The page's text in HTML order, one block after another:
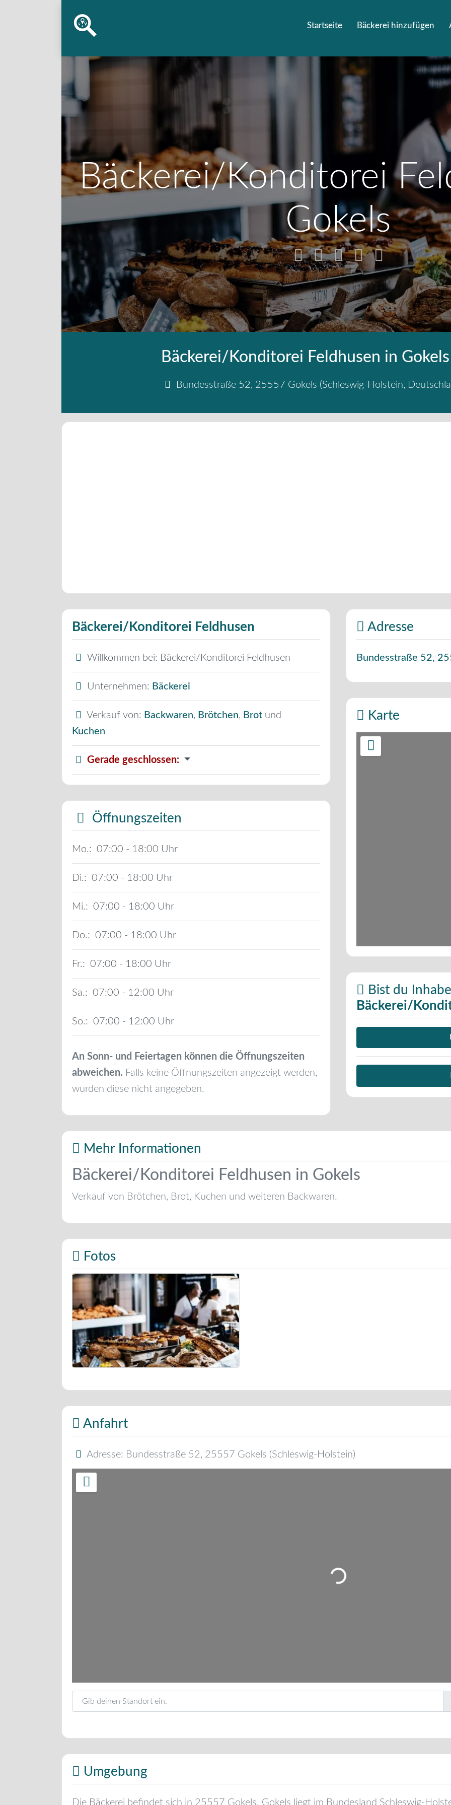
Startseite Bäckerei hinzufügen
Bäckerei/Konditorei
Gokels
Bäckerei/Konditorei Feldhusen in Gokels
Bundesstraße 52, 25557 Gokels (Schleswig-Holstein,
Bäckerei/Konditorei Feldhusen
Willkommen bei: Bäckerei/Konditorei Feldhusen
Unternehmen: Bäckerei
Verkauf von: Backwaren, Brötchen, Brot und
Kuchen
Gerade geschlossen:
Öffnungszeiten
Mo.: 07:00 - 18:00
Di.: 07:00 - 18:00
Mi.: 07:00 - 18:00
Do.: 07:00 - 18:00
Fr.: 07:00 - 18:00
Sa.: 07:00 - 12:00
So.: 07:00 - 12:00
An Sonn- und Feiertagen können die Öffnungszeiten
abweichen. Falls keine Öffnungszeiten angezeigt werden,
wurden diese nicht angegeben.
Adresse
Bundesstraße 52,
Karte
Bist du
Bäckerei/
Mehr Informationen
Bäckerei/Konditorei Feldhusen in Gokels
Verkauf von Brötchen, Brot, Kuchen und weiteren Backwaren.
Fotos
Bäckerei Musterbild
Anfahrt
Adresse: Bundesstraße 52, 25557 Gokels (Schleswig-Holstein)
Wird geladen …
Umgebung
Die Bäckerei befindet sich in 25557 Gokels. Gokels liegt im Bundesland Schleswig-